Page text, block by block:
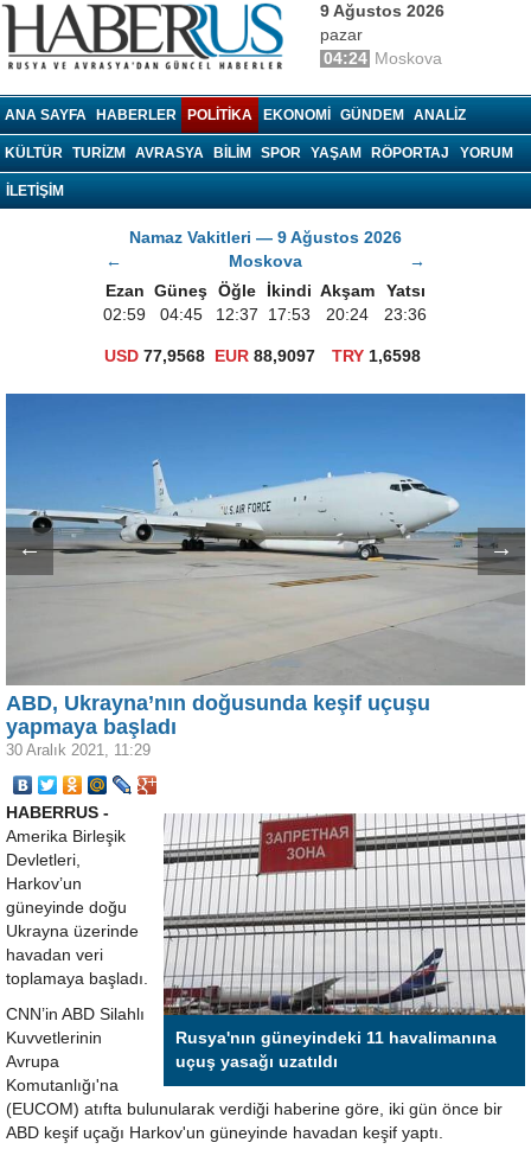
9 Ağustos 2026
pazar
04:24 Moskova
ANA SAYFA HABERLER POLITIKA EKONOMI GÜNDEM ANALIZ
KÜLTÜR TURIZM AVRASYA BILIM SPOR YAŞAM RÖPORTAJ YORUM
İLETİŞİM
Namaz Vakitleri — 9 Ağustos 2026
←
Moskova
→
Ezan Güneş Öğle İkindi Akşam
Yatsı
02:59
04:45 12:37 17:53 20:24 23:36
USD 77,9568 EUR 88,9097 TRY1,6598
← →
ABD, Ukrayna’nın doğusunda keşif uçuşu
yapmaya başladı
30 Aralık 2021, 11:29
Rusya'nın güneyindeki 11 havalimanına
uçuş yasağı uzatıldı
HABERRUS -
Amerika Birleşik
Devletleri,
Harkov’un
güneyinde doğu
Ukrayna üzerinde
havadan veri
toplamaya başladı.
CNN’in ABD Silahlı
Kuvvetlerinin
Avrupa
Komutanlığı'na
(EUCOM) atıfta bulunularak verdiği haberine göre, iki gün önce bir
ABD keşif uçağı Harkov'un güneyinde havadan keşif yaptı.